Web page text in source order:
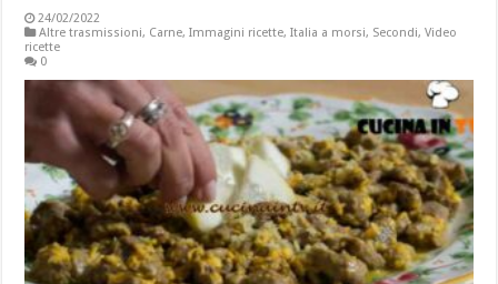
24/02/2022
Altre trasmissioni, Carne,Immagini ricette,Italia a morsi, Secondi,Video
ricette
0